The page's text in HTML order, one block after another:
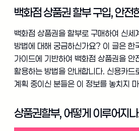
백화점 상품권 할부 구입, 안전
백화점 상품권을 할부로 구매하여 신세
방법에 대해 궁금하신가요? 이 글은 한
가이드에 기반하여 백화점 상품권을 안
활용하는 방법을 안내합니다. 신용카드
계획 중이신 분들은 이 정보를 놓치지
상품권할부, 어떻게 이루어지